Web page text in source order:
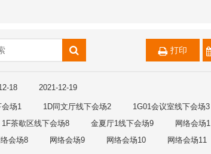
打印
18 2021-12-19
会场1 1D同文厅线下会场2 1G01会议室线下会场3
1F茶歇区线下会场8 金夏厅1线下会场9 网络会场1
络会场8 网络会场9 网络会场10 网络会场11